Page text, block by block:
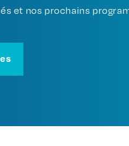
et nos prochains